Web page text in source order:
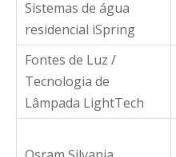
Sistemas de água
residencial iSpring
Fontes de Luz /
Tecnologia de
Lâmpada LightTech